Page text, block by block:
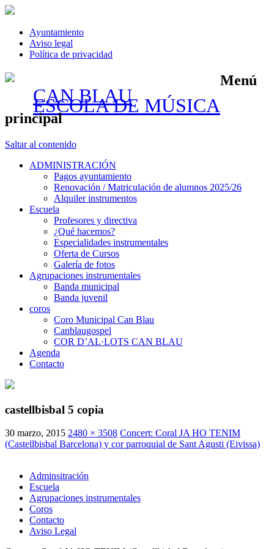
Ayuntamiento
Aviso legal
Política de privacidad
CAN BLAU
ESCOLA DE MÚSICA
Menú
principal
Saltar al contenido
ADMINISTRACIÓN
Pagos ayuntamiento
Renovación / Matriculación de alumnos 2025/26
Alquiler instrumentos
Escuela
Profesores y directiva
¿Qué hacemos?
Especialidades instrumentales
Oferta de Cursos
Galería de fotos
Agrupaciones instrumentales
Banda municipal
Banda juvenil
coros
Coro Municipal Can Blau
Canblaugospel
COR D’AL·LOTS CAN BLAU
Agenda
Contacto
castellbisbal 5 copia
30 marzo, 2015 2480 × 3508 Concert: Coral JA HO TENIM
(Castellbisbal Barcelona) y cor parroquial de Sant Agusti (Eivissa)
Adminsitración
Escuela
Agrupaciones instrumentales
Coros
Contacto
Aviso Legal